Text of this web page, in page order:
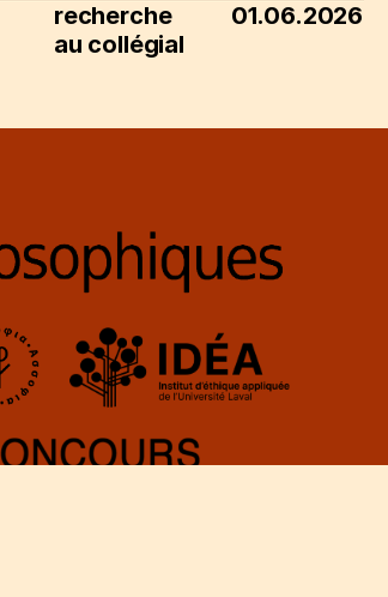
recherche
au collégial
01.06.2026